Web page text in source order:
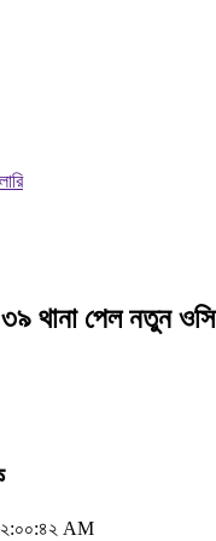
৩৯ থানা পেল নতুন ওসি
AM